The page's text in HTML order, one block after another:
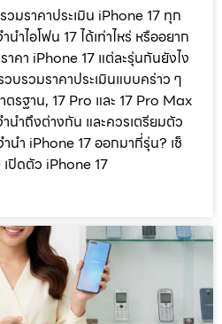
วมราคาประเมิน iPhone 17 ทุก
ำไอโฟน 17 ได้เท่าไหร่ หรืออยาก
าคา iPhone 17 แต่ละรุ่นกันยังไง
รวมราคาประเมินแบบคร่าว ๆ
ตรฐาน, 17 Pro และ 17 Pro Max
นำถึงต่างกัน และควรเตรียมตัว
ำนำ iPhone 17 ออกมากี่รุ่น? เช็
ปิดตัว iPhone 17